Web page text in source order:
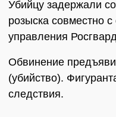
Убийцу задержали
розыска совместно
управления
Обвинение
(убийство).
следствия.